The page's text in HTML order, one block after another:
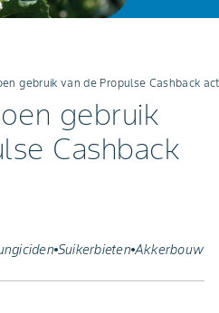
gebruik van de Propulse Cashback
gebruik
Cashback
Suikerbieten Akkerbouw